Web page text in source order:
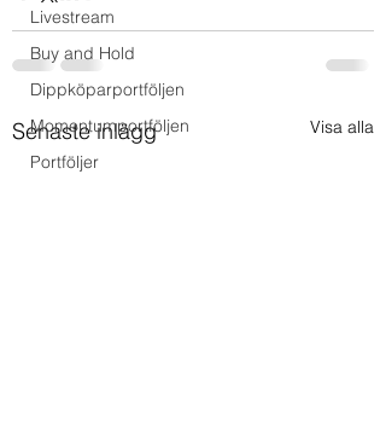
Livestream
Buy and Hold
Dippköparportföljen
Momentumportföljen
Portföljer
Senaste inlägg Visa alla